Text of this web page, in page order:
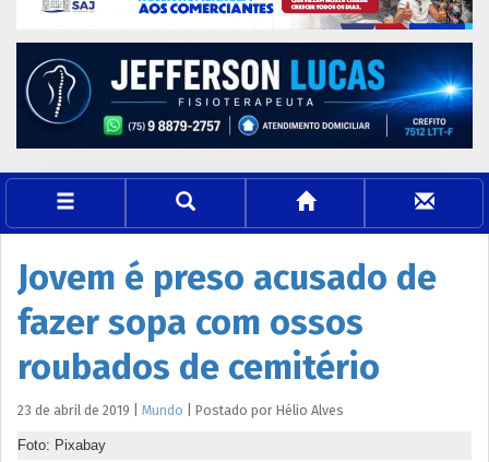
Jovem é preso acusado de
fazer sopa com ossos
roubados de cemitério
23 de abril de 2019 Mundo Postado por Hélio Alves
Foto: Pixabay